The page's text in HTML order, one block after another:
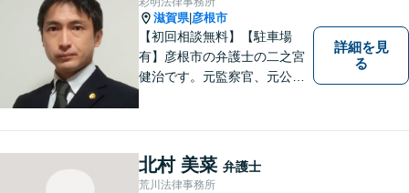
ます。お気軽にご相談くださ
い。
滋賀県| 彦根市
【初回相談無料】【駐車場
有】彦根市の弁護士の二之宮
健治です。元監察官、元公務
トいたします。
詳細を見
る
北村 美菜 弁護士
荒川法律事務所